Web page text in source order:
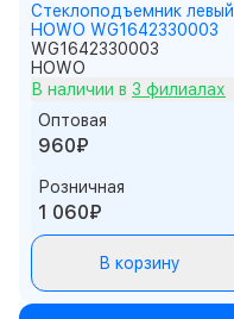
Стеклоподъемник левый
HOWO WG1642330003
WG1642330003
HOWO
В наличии в 3 филиалах
Оптовая
960₽
Розничная
1 060₽
В корзину